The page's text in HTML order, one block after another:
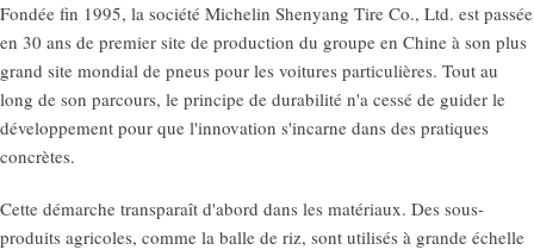
Fondée fin 1995, la société Michelin Shenyang Tire Co., Ltd. est passée
en 30 ans de premier site de production du groupe en Chine à son plus
grand site mondial de pneus pour les voitures particulières. Tout au
long de son parcours, le principe de durabilité n'a cessé de guider le
développement pour que l'innovation s'incarne dans des pratiques
concrètes.
Cette démarche transparaît d'abord dans les matériaux. Des sous-
produits agricoles, comme la balle de riz, sont utilisés à grande échelle